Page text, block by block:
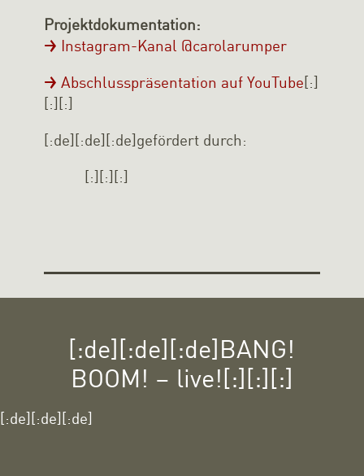
Projektdokumentation:
Instagram-Kanal @carolarumper
Abschlusspräsentation auf YouTube[:]
[:][:]
[:de][:de][:de]gefördert durch:
[:][:][:]
[:de][:de][:de]BANG!
BOOM! – live![:][:][:]
[:de][:de][:de]